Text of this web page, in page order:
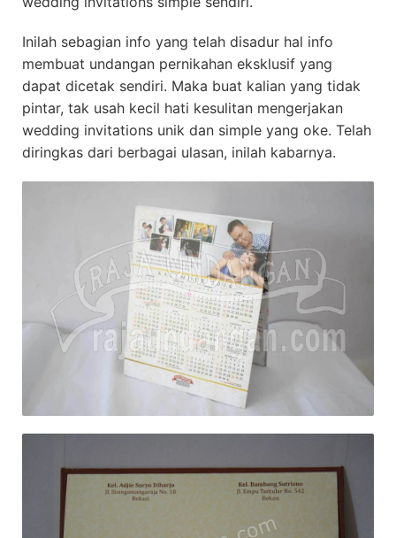
Inilah sebagian info yang telah disadur hal info
membuat undangan pernikahan eksklusif yang
dapat dicetak sendiri. Maka buat kalian yang tidak
pintar, tak usah kecil hati kesulitan mengerjakan
wedding invitations unik dan simple yang oke. Telah
diringkas dari berbagai ulasan, inilah kabarnya.